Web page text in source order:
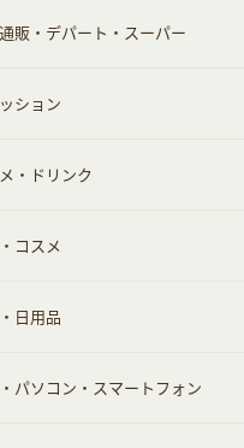
販・デパート・スーパー
すべて見る
総合通販
デパート・スーパー
ション
すべて見る
ファッション
インナー・下着
靴・フットウェア
・ドリンク
すべて見る
グルメ
ドリンク
コスメ
すべて見る
スキンケア
日用品
すべて見る
パソコン・スマートフォン